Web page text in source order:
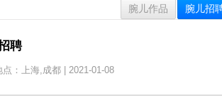
腕儿作品 腕儿招
聘
点：上海,成都 | 2021-01-08